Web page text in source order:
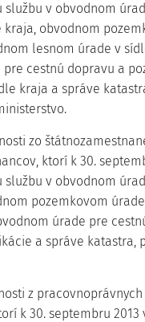
službu v obvodnom
kraja, obvodnom
lesnom úrade v
cestnú dopravu a
kraja a správe
zo
ktorí k 30.
službu v obvodnom
pozemkovom
úrade pre
a správe katastra,
z
k 30. septembru 2013